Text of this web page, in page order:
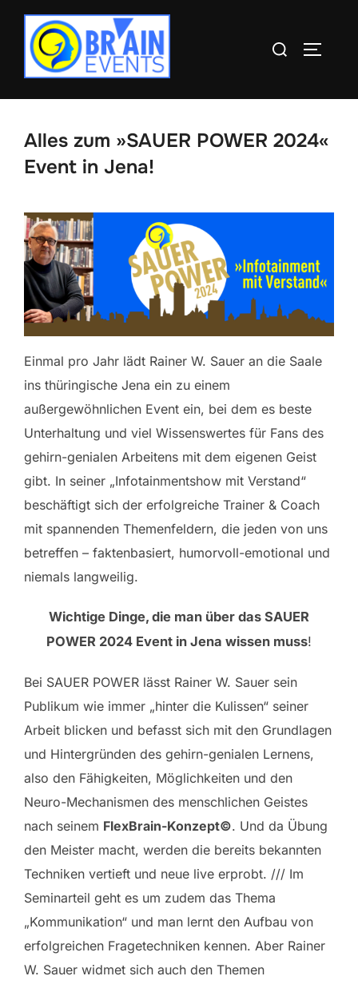
Zum
springen
Suchen
Alles zum »SAUER POWER 2024«
Event in Jena!
Einmal pro Jahr lädt Rainer W. Sauer an die Saale
ins thüringische Jena ein zu einem
außergewöhnlichen Event ein, bei dem es beste
Unterhaltung und viel Wissenswertes für Fans des
gehirn-genialen Arbeitens mit dem eigenen Geist
gibt. In seiner „Infotainmentshow mit Verstand“
beschäftigt sich der erfolgreiche Trainer & Coach
mit spannenden Themenfeldern, die jeden von uns
betreffen – faktenbasiert, humorvoll-emotional und
niemals langweilig.
Wichtige Dinge, die man über das SAUER
POWER 2024 Event in Jena wissen muss!
Bei SAUER POWER lässt Rainer W. Sauer sein
Publikum wie immer „hinter die Kulissen“ seiner
Arbeit blicken und befasst sich mit den Grundlagen
und Hintergründen des gehirn-genialen Lernens,
also den Fähigkeiten, Möglichkeiten und den
Neuro-Mechanismen des menschlichen Geistes
nach seinem FlexBrain-Konzept©. Und da Übung
den Meister macht, werden die bereits bekannten
Techniken vertieft und neue live erprobt. /// Im
Seminarteil geht es um zudem das Thema
„Kommunikation“ und man lernt den Aufbau von
erfolgreichen Fragetechniken kennen. Aber Rainer
W. Sauer widmet sich auch den Themen